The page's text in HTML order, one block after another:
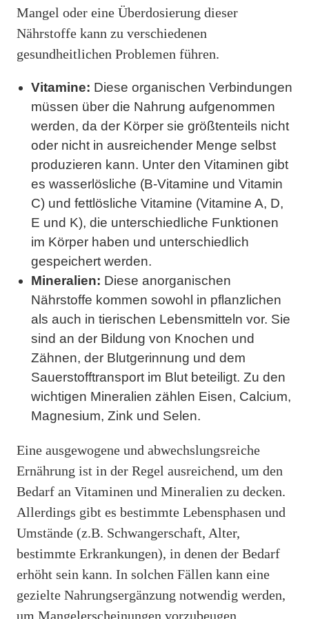
Mangel oder eine Überdosierung dieser
Nährstoffe kann zu verschiedenen
gesundheitlichen Problemen führen.
Vitamine: Diese organischen Verbindungen
müssen über die Nahrung aufgenommen
werden, da der Körper sie größtenteils nicht
oder nicht in ausreichender Menge selbst
produzieren kann. Unter den Vitaminen gibt
es wasserlösliche (B-Vitamine und Vitamin
C) und fettlösliche Vitamine (Vitamine A, D,
E und K), die unterschiedliche Funktionen
im Körper haben und unterschiedlich
gespeichert werden.
Mineralien: Diese anorganischen
Nährstoffe kommen sowohl in pflanzlichen
als auch in tierischen Lebensmitteln vor. Sie
sind an der Bildung von Knochen und
Zähnen, der Blutgerinnung und dem
Sauerstofftransport im Blut beteiligt. Zu den
wichtigen Mineralien zählen Eisen, Calcium,
Magnesium, Zink und Selen.
Eine ausgewogene und abwechslungsreiche
Ernährung ist in der Regel ausreichend, um den
Bedarf an Vitaminen und Mineralien zu decken.
Allerdings gibt es bestimmte Lebensphasen und
Umstände (z.B. Schwangerschaft, Alter,
bestimmte Erkrankungen), in denen der Bedarf
erhöht sein kann. In solchen Fällen kann eine
gezielte Nahrungsergänzung notwendig werden,
um Mangelerscheinungen vorzubeugen.